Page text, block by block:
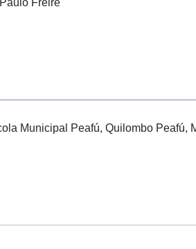
Freire
Municipal Peafú, Quilombo Peafú,